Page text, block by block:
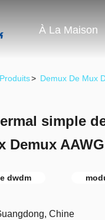
À La Maison
Produits> Demux De Mux
simple
Demux
dwdm
Chine